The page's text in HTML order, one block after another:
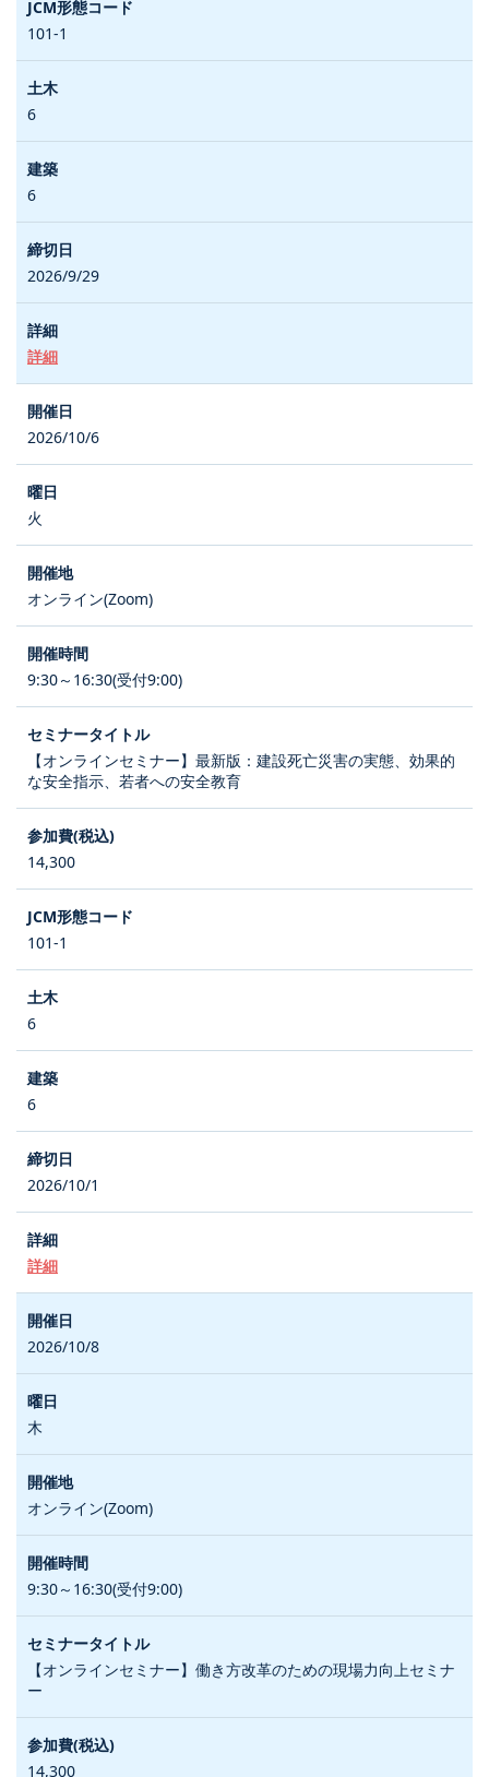
101-1
6
6
2026/9/29
詳細
2026/10/6
火
オンライン(Zoom)
9:30～16:30(受付9:00)
【オンラインセミナー】最新版：建設死亡災害の実態、効果的
な安全指示、若者への安全教育
14,300
101-1
6
6
2026/10/1
詳細
2026/10/8
木
オンライン(Zoom)
9:30～16:30(受付9:00)
【オンラインセミナー】働き方改革のための現場力向上セミナ
ー
14,300